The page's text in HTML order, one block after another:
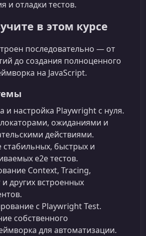
и отладки тестов.
в этом курсе
последовательно — от
до создания полноценного
на JavaScript.
и настройка Playwright с нуля.
ожиданиями и
действиями.
стабильных, быстрых и
e2e тестов.
Context, Tracing,
других встроенных
с Playwright Test.
собственного
для автоматизации.